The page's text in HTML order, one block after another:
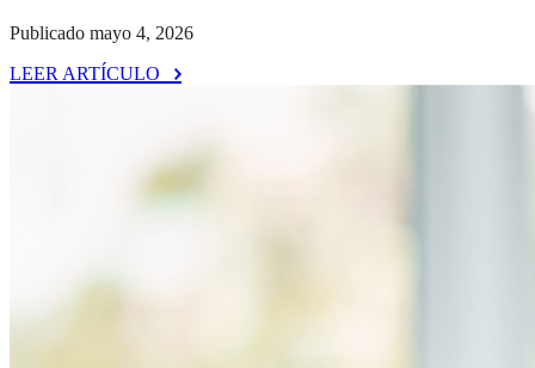
Publicado mayo 4, 2026
LEER ARTÍCULO